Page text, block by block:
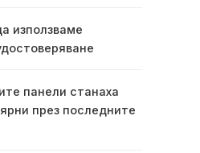
използваме
панели станаха
през последните